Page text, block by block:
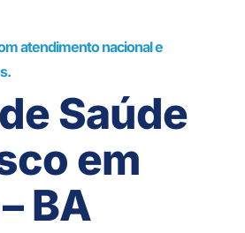
atendimento nacional e
Saúde
em
BA